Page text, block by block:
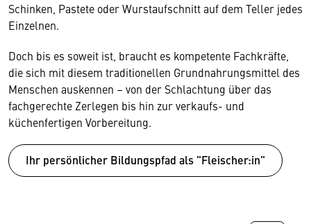
Schinken, Pastete oder Wurstaufschnitt auf dem Teller jedes
Einzelnen.
Doch bis es soweit ist, braucht es kompetente Fachkräfte,
die sich mit diesem traditionellen Grundnahrungsmittel des
Menschen auskennen – von der Schlachtung über das
fachgerechte Zerlegen bis hin zur verkaufs- und
küchenfertigen Vorbereitung.
Ihr persönlicher Bildungspfad als "Fleischer:in"